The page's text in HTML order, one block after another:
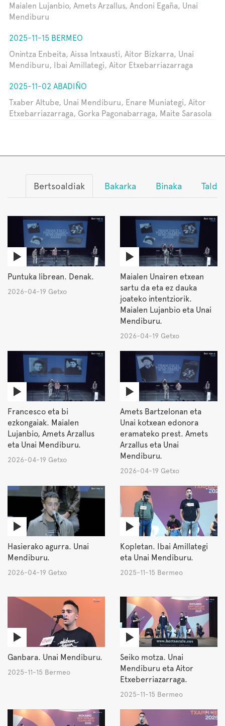
Maialen Lujanbio, Amets Arzallus, Andoni Egaña, Unai
Mendiburu
2025-11-15 BERMEO
Onintza Enbeita, Aissa Intxausti, Aitor Bizkarra, Unai
Mendiburu, Ibai Amillategi, Aitor Etxebarriazarraga
2025-11-02 ABADIÑO
Txaber Altube, Unai Mendiburu, Enare Muniategi, Aitor
Etxebarriazarraga, Gorka Pagonabarraga, Maite Sarasola
Bertsoaldiak Bakarka Binaka
Puntuka librean. Denak.
2026-04-19 Getxo
Maialen Unairen etxean
sartu da eta ez dauka
joateko intentziorik.
Maialen Lujanbio eta Unai
Mendiburu.
2026-04-19 Getxo
Francesco eta bi
ezkongaiak. Maialen
Lujanbio, Amets Arzallus
eta Unai Mendiburu.
2026-04-19 Getxo
Amets Bartzelonan eta
Unai kotxean edonora
eramateko prest. Amets
Arzallus eta Unai
Mendiburu.
2026-04-19 Getxo
Hasierako agurra. Unai
Mendiburu.
2026-04-19 Getxo
Kopletan. Ibai Amillategi
eta Unai Mendiburu.
2025-11-15 Bermeo
Ganbara. Unai Mendiburu.
2025-11-15 Bermeo
Seiko motza. Unai
Mendiburu eta Aitor
Etxeberriazarraga.
2025-11-15 Bermeo